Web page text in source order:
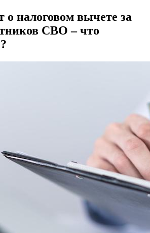
о налоговом вычете за
СВО – что